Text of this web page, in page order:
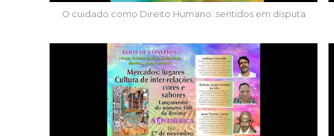
O cuidado como Direito Humano: sentidos em disputa